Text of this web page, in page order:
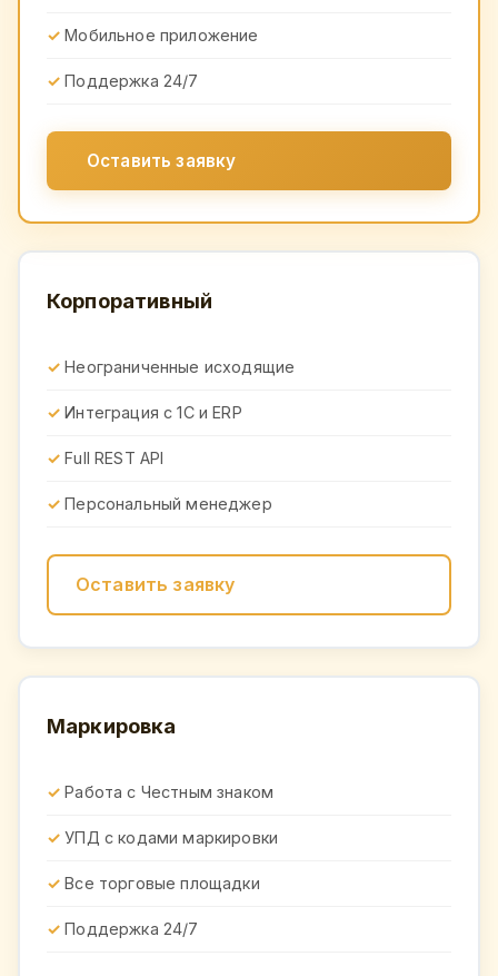
Мобильное приложение
Поддержка 24/7
Оставить заявку
Корпоративный
Неограниченные исходящие
Интеграция с 1С и ERP
Full REST API
Персональный менеджер
Оставить заявку
Маркировка
Работа с Честным знаком
УПД с кодами маркировки
Все торговые площадки
Поддержка 24/7